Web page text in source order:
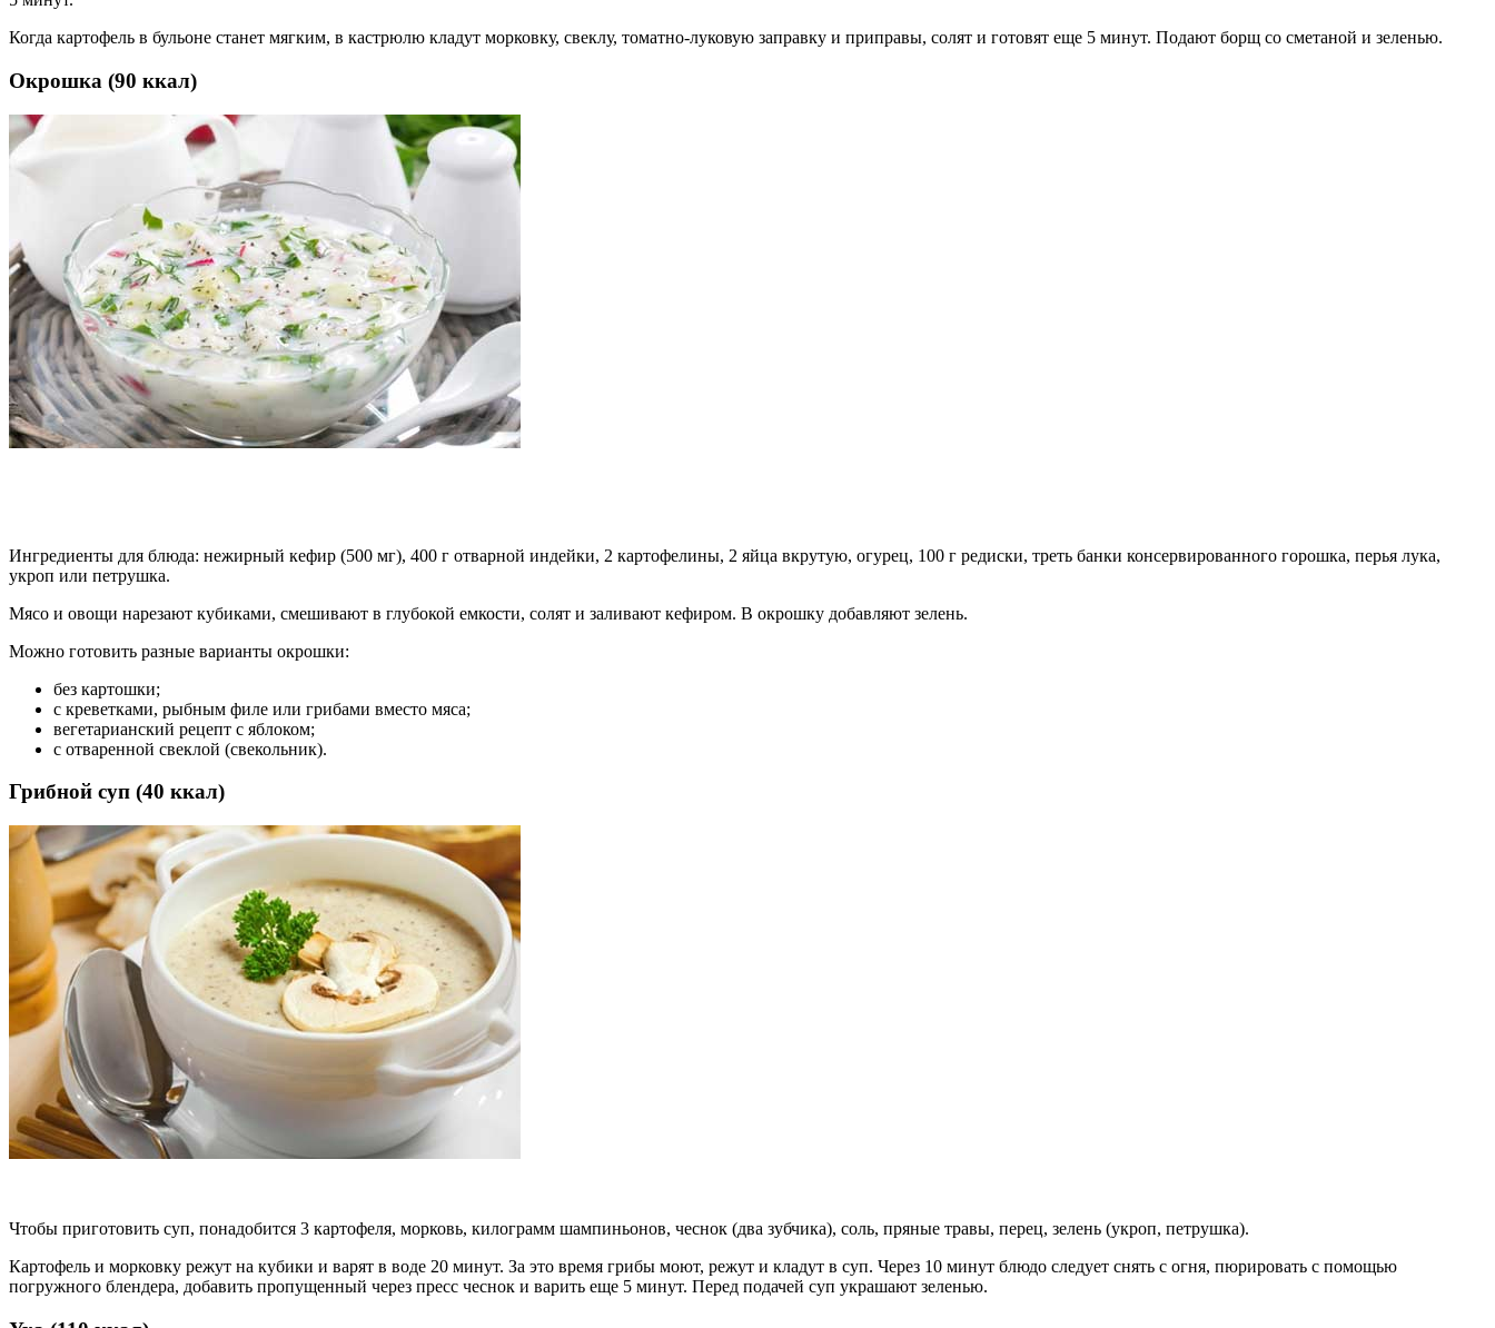
Когда картофель в бульоне станет мягким, в кастрюлю кладут морковку, свеклу, томатно-луковую заправку и приправы, солят и готовят еще 5 минут. Подают борщ со сметаной и зеленью.
Окрошка (90 ккал)
Ингредиенты для блюда: нежирный кефир (500 мг), 400 г отварной индейки, 2 картофелины, 2 яйца вкрутую, огурец, 100 г редиски, треть банки консервированного горошка, перья лука,
укроп или петрушка.
Мясо и овощи нарезают кубиками, смешивают в глубокой емкости, солят и заливают кефиром. В окрошку добавляют зелень.
Можно готовить разные варианты окрошки:
без картошки;
с креветками, рыбным филе или грибами вместо мяса;
вегетарианский рецепт с яблоком;
с отваренной свеклой (свекольник).
Грибной суп (40 ккал)
Чтобы приготовить суп, понадобится 3 картофеля, морковь, килограмм шампиньонов, чеснок (два зубчика), соль, пряные травы, перец, зелень (укроп, петрушка).
Картофель и морковку режут на кубики и варят в воде 20 минут. За это время грибы моют, режут и кладут в суп. Через 10 минут блюдо следует снять с огня, пюрировать с помощью
погружного блендера, добавить пропущенный через пресс чеснок и варить еще 5 минут. Перед подачей суп украшают зеленью.